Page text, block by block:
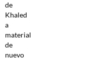
de
Khaled
a
material
de
nuevo